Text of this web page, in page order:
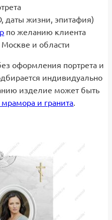
даты жизни, эпитафия)
по желанию клиента
Москве и области
оформления портрета и
индивидуально
изделие может быть
и гранита.